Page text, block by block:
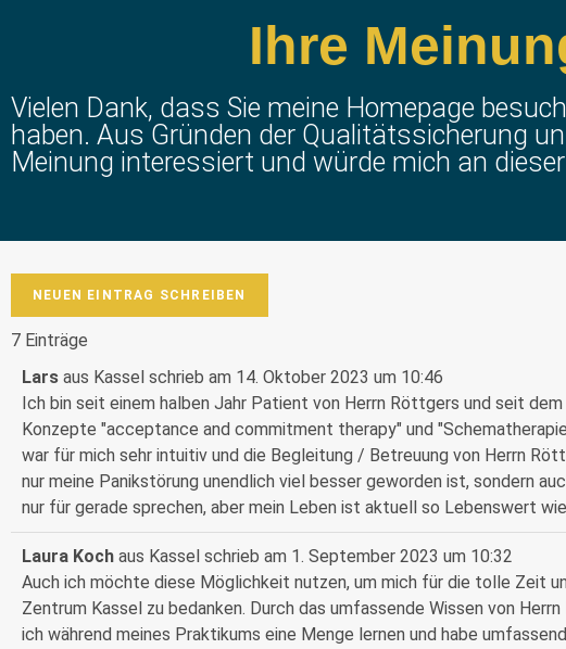
Ihre
Vielen Dank, dass Sie meine Homepage
haben. Aus Gründen der Qualitätssicherung
Meinung interessiert und würde mich an
7 Einträge
Lars aus Kassel schrieb am 14. Oktober 2023 um 10:46
Ich bin seit einem halben Jahr Patient von Herrn Röttgers und seit
Konzepte "acceptance and commitment therapy" und
war für mich sehr intuitiv und die Begleitung / Betreuung von Herrn
nur meine Panikstörung unendlich viel besser geworden ist, sondern
nur für gerade sprechen, aber mein Leben ist aktuell so Lebenswert
Laura Koch aus Kassel schrieb am 1. September 2023 um 10:32
Auch ich möchte diese Möglichkeit nutzen, um mich für die tolle Zeit
Zentrum Kassel zu bedanken. Durch das umfassende Wissen von
ich während meines Praktikums eine Menge lernen und habe